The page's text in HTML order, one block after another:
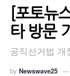
[포토뉴
타 방문
공직선거법 개
by Newswave25